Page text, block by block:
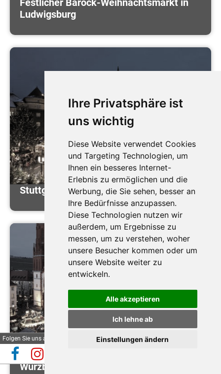
Ihre Privatsphäre ist
uns wichtig
Diese Website verwendet Cookies
und Targeting Technologien, um
Ihnen ein besseres Internet-
Erlebnis zu ermöglichen und die
Werbung, die Sie sehen, besser an
Ihre Bedürfnisse anzupassen.
Diese Technologien nutzen wir
außerdem, um Ergebnisse zu
messen, um zu verstehen, woher
unsere Besucher kommen oder um
unsere Website weiter zu
entwickeln.
Alle akzeptieren
Ich lehne ab
Einstellungen ändern
Automatische Reiseauskunft
Festlicher Barock-Weihnachtsmarkt in
Ludwigsburg
Stuttgarter Weihnachtsmarkt
Würzburger Weihnacht
Folgen Sie uns auf